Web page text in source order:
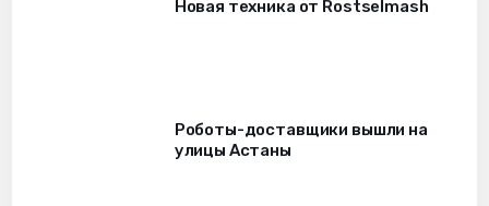
Новая техника от Rostselmash
Роботы-доставщики вышли на
улицы Астаны